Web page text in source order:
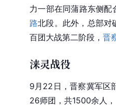
力一部在同蒲路东侧
路北段。此外，总部对
百团大战第二阶段， 晋
涞灵战役
9月22日，晋察冀军区
26师团 ，共1500余人